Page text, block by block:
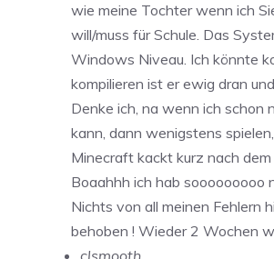
wie meine Tochter wenn ich
will/muss für Schule. Das
Windows Niveau. Ich könnte
kompilieren ist er ewig dran
Denke ich, na wenn ich schon
kann, dann wenigstens
Minecraft kackt kurz nach dem
Boaahhh ich hab sooooooooo
Nichts von all meinen Fehlern
behoben ! Wieder 2 Wochen